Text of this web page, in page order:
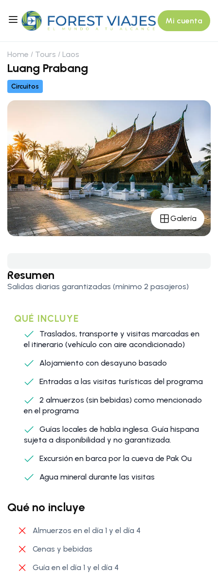
Mi cuenta
Home Tours Laos
Luang Prabang
Circuitos
Galería
Resumen
Salidas diarias garantizadas (mínimo 2 pasajeros)
QUÉ INCLUYE
Traslados, transporte y visitas marcadas en
el itinerario (vehículo con aire acondicionado)
Alojamiento con desayuno basado
Entradas a las visitas turísticas del programa
2 almuerzos (sin bebidas) como mencionado
en el programa
Guías locales de habla inglesa. Guía hispana
sujeta a disponibilidad y no garantizada.
Excursión en barca por la cueva de Pak Ou
Agua mineral durante las visitas
Qué no incluye
Almuerzos en el día 1 y el día 4
Cenas y bebidas
Guía en el día 1 y el día 4